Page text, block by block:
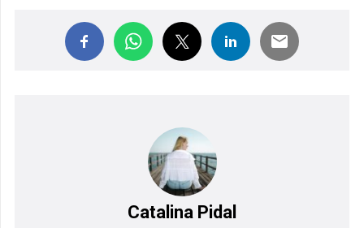
Catalina Pidal